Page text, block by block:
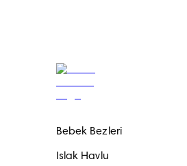
Bebek Bezleri
Islak Havlu